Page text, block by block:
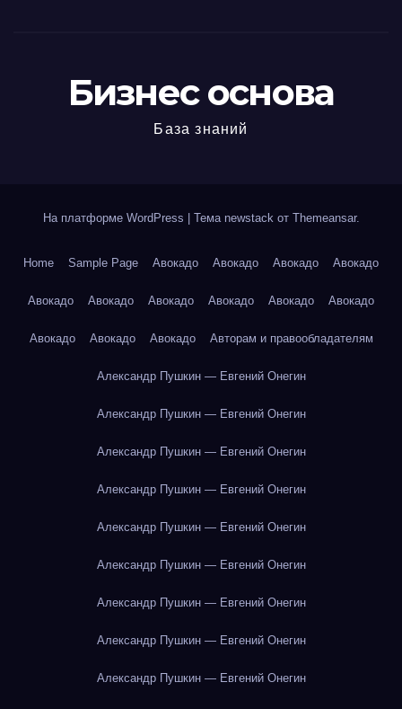
Бизнес основа
База знаний
На платформе WordPress Тема newstack от Themeansar.
Home Sample Page Авокадо Авокадо Авокадо Авокадо
Авокадо Авокадо Авокадо Авокадо Авокадо Авокадо
Авокадо Авокадо Авокадо Авторам и правообладателям
Александр Пушкин — Евгений Онегин
Александр Пушкин — Евгений Онегин
Александр Пушкин — Евгений Онегин
Александр Пушкин — Евгений Онегин
Александр Пушкин — Евгений Онегин
Александр Пушкин — Евгений Онегин
Александр Пушкин — Евгений Онегин
Александр Пушкин — Евгений Онегин
Александр Пушкин — Евгений Онегин